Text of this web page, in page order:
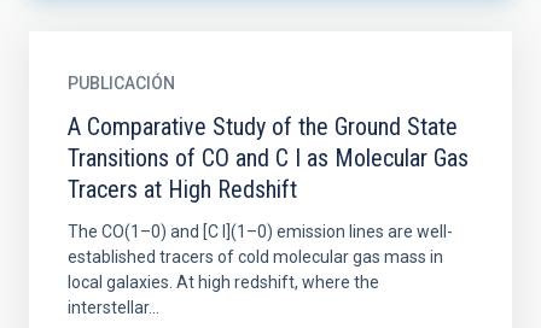
PUBLICACIÓN
A Comparative Study of the Ground State
Transitions of CO and C I as Molecular Gas
Tracers at High Redshift
The CO(1–0) and [C I](1–0) emission lines are well-
established tracers of cold molecular gas mass in
local galaxies. At high redshift, where the
interstellar...